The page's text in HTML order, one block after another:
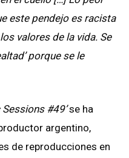
este pendejo es racista
valores de la vida. Se
porque se le
Sessions #49’se ha
argentino,
de reproducciones en